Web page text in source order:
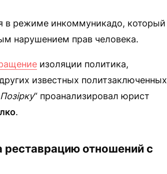
в режиме инкоммуникадо, который
нарушением прав человека.
изоляции политика,
известных политзаключенных
Позірку“ проанализировал юрист
.
отношений с